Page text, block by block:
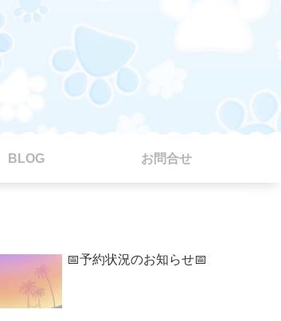
BLOG お問合せ
📅予約状況のお知らせ📅